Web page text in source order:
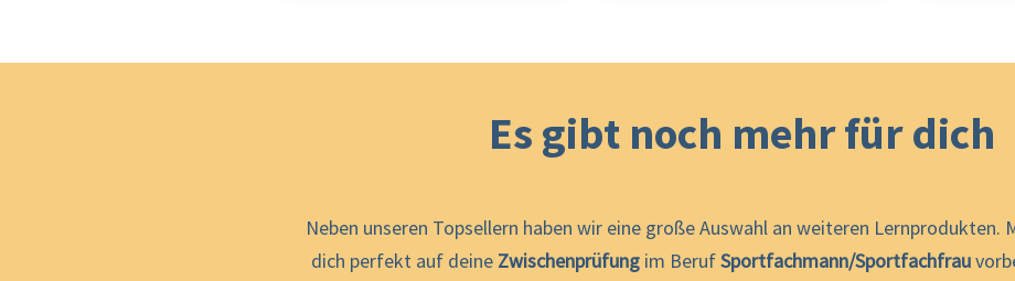
Es gibt noch mehr für dich
Neben unseren Topsellern haben wir eine große Auswahl an weiteren Lernprodukten.
dich perfekt auf deine Zwischenprüfungim BerufSportfachmann/Sportfachfrau